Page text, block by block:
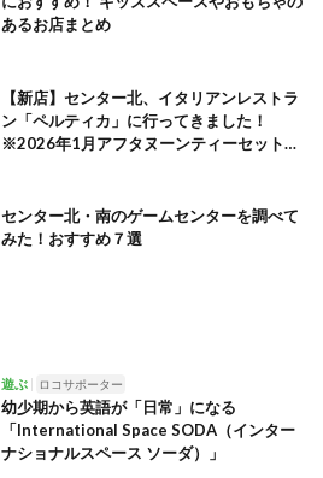
あるお店まとめ
【新店】センター北、イタリアンレストラ
ン「ペルティカ」に行ってきました！
※2026年1月アフタヌーンティーセット追
センター北・南のゲームセンターを調べて
みた！おすすめ７選
遊ぶ ロコサポーター
幼少期から英語が「日常」になる
「International Space SODA（インター
ナショナルスペース ソーダ）」